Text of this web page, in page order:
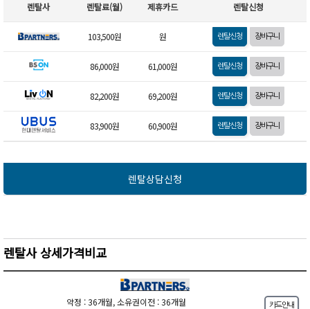
렌탈사 렌탈료(월) 제휴카드 렌탈신청
103,500원 원
86,000원 61,000원
82,200원 69,200원
83,900원 60,900원
렌탈상담신청
렌탈사 상세가격비교
약정 : 36개월, 소유권이전 : 36개월